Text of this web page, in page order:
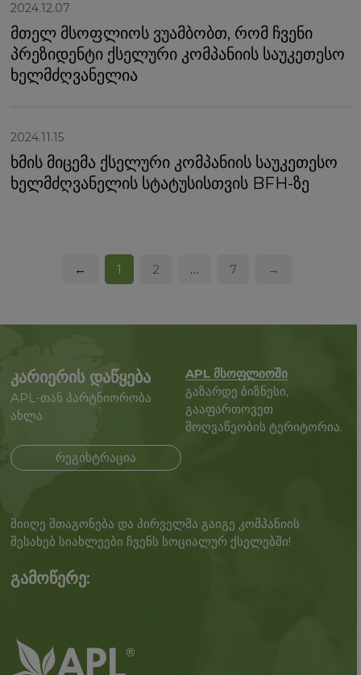
2024.12.07
მთელ მსოფლიოს ვუამბობთ, რომ ჩვენი
პრეზიდენტი ქსელური კომპანიის საუკეთესო
ხელმძღვანელია
2024.11.15
ხმის მიცემა ქსელური კომპანიის საუკეთესო
ხელმძღვანელის სტატუსისთვის BFH-ზე
← 1 2 … 7 →
კარიერის დაწყება
APL-თან პარტნიორობა
ახლა
რეგისტრაცია
APL მსოფლიოში
გაზარდე ბიზნესი,
გააფართოვეთ
მოღვაწეობის ტერიტორია.
მიიღე შთაგონება და პირველმა გაიგე კომპანიის
შესახებ სიახლეები ჩვენს სოციალურ ქსელებში!
გამოწერე: